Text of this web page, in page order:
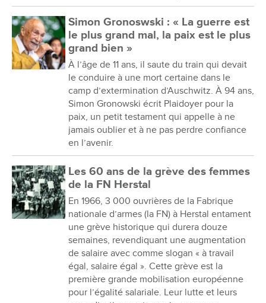
Simon Gronoswski : « La guerre est
le plus grand mal, la paix est le plus
grand bien »
À l’âge de 11 ans, il saute du train qui devait
le conduire à une mort certaine dans le
camp d’extermination d’Auschwitz. À 94 ans,
Simon Gronowski écrit Plaidoyer pour la
paix, un petit testament qui appelle à ne
jamais oublier et à ne pas perdre confiance
en l’avenir.
Les 60 ans de la grève des femmes
de la FN Herstal
En 1966, 3 000 ouvrières de la Fabrique
nationale d’armes (la FN) à Herstal entament
une grève historique qui durera douze
semaines, revendiquant une augmentation
de salaire avec comme slogan « à travail
égal, salaire égal ». Cette grève est la
première grande mobilisation européenne
pour l’égalité salariale. Leur lutte et leurs